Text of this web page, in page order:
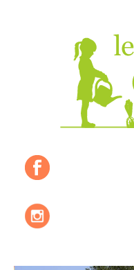
La ferme
Les valeurs
Où nous trouver ?